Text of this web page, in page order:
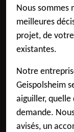
Nous sommes
meilleures
projet, de
existantes.
Notre
Geispolsheim
aiguiller, quelle
demande.
avisés, un